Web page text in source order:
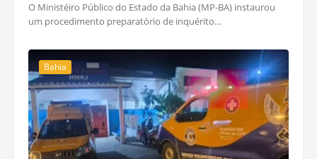
O Ministéiro Público do Estado da Bahia (MP-BA) instaurou
um procedimento preparatório de inquérito…
Bahia